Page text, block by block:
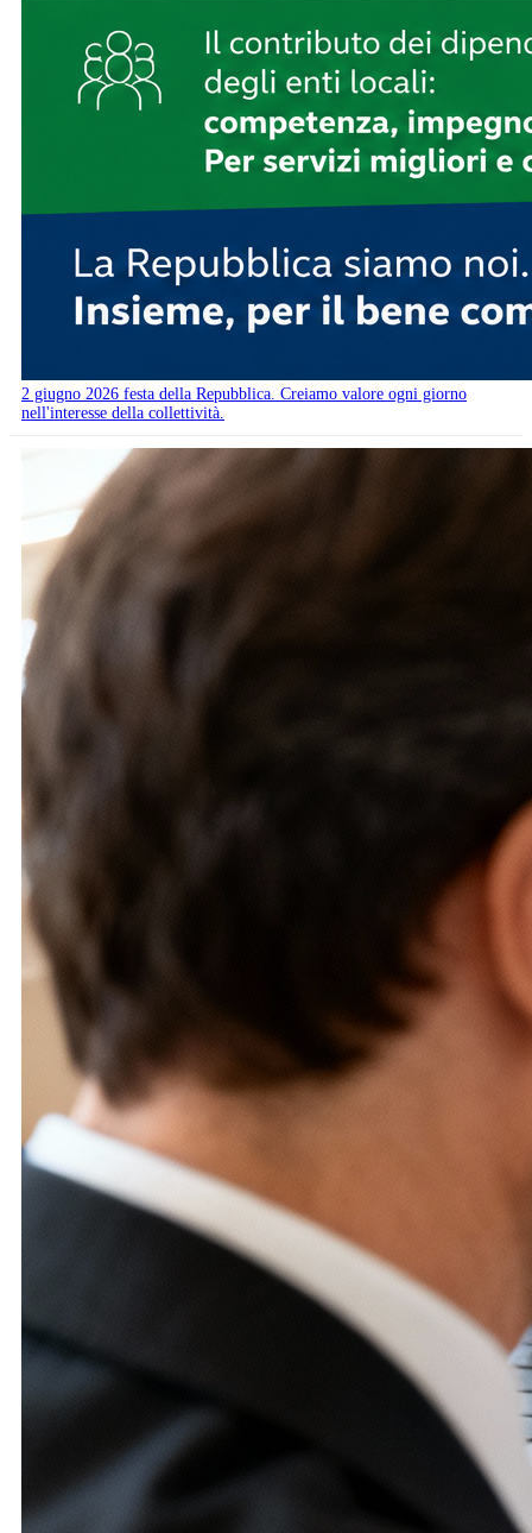
2 giugno 2026 festa della Repubblica. Creiamo valore ogni giorno
nell'interesse della collettività.